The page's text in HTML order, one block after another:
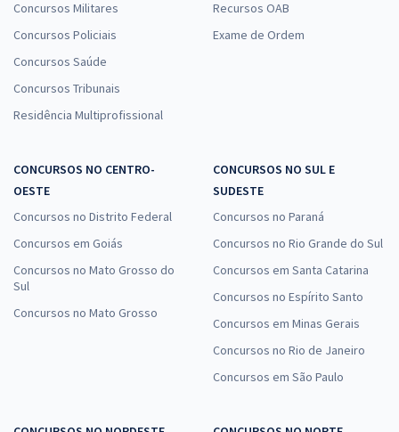
Concursos Militares
Concursos Policiais
Concursos Saúde
Concursos Tribunais
Residência Multiprofissional
Recursos OAB
Exame de Ordem
CONCURSOS NO CENTRO-
OESTE
Concursos no Distrito Federal
Concursos em Goiás
Concursos no Mato Grosso do
Sul
Concursos no Mato Grosso
CONCURSOS NO SUL E
SUDESTE
Concursos no Paraná
Concursos no Rio Grande do Sul
Concursos em Santa Catarina
Concursos no Espírito Santo
Concursos em Minas Gerais
Concursos no Rio de Janeiro
Concursos em São Paulo